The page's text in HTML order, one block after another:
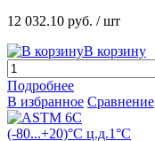
12 032.10 руб. / шт
В корзину
Подробнее
В избранное Сравнение